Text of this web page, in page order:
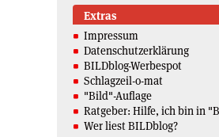
Extras
Impressum
Datenschutzerklärung
BILDblog-Werbespot
Schlagzeil-o-mat
"Bild"-Auflage
Ratgeber: Hilfe, ich bin in
Wer liest BILDblog?